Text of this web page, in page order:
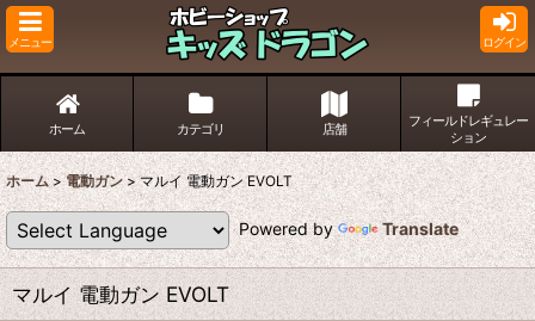
メニュー ログイン
ホーム カテゴリ 店舗
フィールドレギュレー
ション
ホーム > 電動ガン > マルイ 電動ガン EVOLT
Powered by Translate
マルイ 電動ガン EVOLT